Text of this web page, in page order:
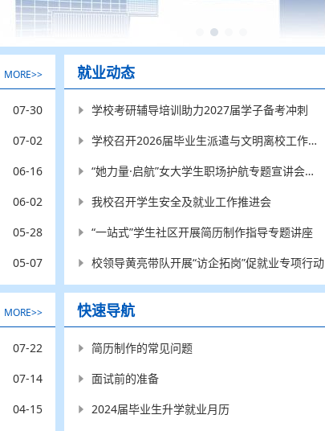
MORE>>
07-30
07-02
06-16
06-02
05-28
05-07
就业动态
学校考研辅导培训助力2027届学子备考冲刺
学校召开2026届毕业生派遣与文明离校工作布置会
“她力量·启航”女大学生职场护航专题宣讲会走进我校
我校召开学生安全及就业工作推进会
“一站式”学生社区开展简历制作指导专题讲座
校领导黄亮带队开展“访企拓岗”促就业专项行动
MORE>>
07-22
07-14
04-15
快速导航
简历制作的常见问题
面试前的准备
2024届毕业生升学就业月历